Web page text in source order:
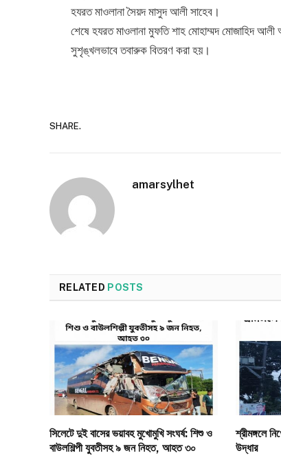
হযরত মাওলানা সৈয়দ মাসুদ আলী সাহেব।
শেষে হযরত মাওলানা মুফতি শাহ মোহাম্মদ মোজাহিদ
সুশৃঙ্খলভাবে তবারুক বিতরণ করা হয়।
SHARE.
amarsylhet
RELATED POSTS
সিলেটে দুই বাসের ভয়াবহ মুখোমুখি সংঘর্ষ: শিশু ও
বাউলশিল্পী যুবতীসহ ৯ জন নিহত, আহত ৩০
শ্রীমঙ্গলে
উদ্ধার